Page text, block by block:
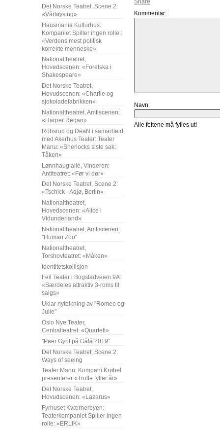
Det Norske Teatret, Scene 2:
«Vårløysing»
Hausmania Kulturhus:
Kompaniet Spiller ingen rolle :
«Verdens mest politisk
korrekte menneske»
Nationaltheatret,
Hovedscenen: «Forelska i
Shakespeare»
Det Norske Teatret,
Hovudscenen: «Charlie og
sjokoladefabrikken»
Nationaltheatret, Amfiscenen:
«Harper Regan»
Robsrud og DeaN i samarbeid
med Akerhus Teater: Teater
Manu: «Sherlocks siste sak:
Tåken»
Lønnhaug allé, Vinderen:
Antiteatret: «Før vi dør»
Det Norske Teatret, Scene 2:
«Tschick - Adjø, Berlin»
Nationaltheatret,
Hovedscenen: «Alice i
Vidunderland»
Nationaltheatret, Amfiscenen:
"Human Zoo"
Nationaltheatret,
Torshovteatret: «Måken»
Identitetskollisjon
Feil Teater i Bogstadveien 9A:
«Særdeles attraktiv 3-roms til
salgs»
Uklar nytolkning av "Romeo og
Julie"
Oslo Nye Teater,
Centralteatret: «Quartett»
"Peer Gynt på Gålå 2019"
Det Norske Teatret, Scene 2:
Ways of seeing
Teater Manu: Kompani Krøbel
presenterer «Trulte fyller år»
Det Norske Teatret,
Hovudscenen: «Lazarus»
Fyrhuset Kværnerbyen:
Teaterkompaniet Spiller ingen
rolle: «ERLIK»
Kommentar:
Navn:
Alle feltene må fylles ut!